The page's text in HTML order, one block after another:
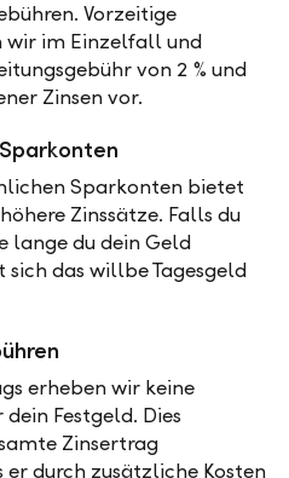
Vorzeitige
im Einzelfall und
von 2 % und
Zinsen vor.
Sparkonten bietet
Zinssätze. Falls du
lange du dein Geld
das willbe Tagesgeld
erheben wir keine
Festgeld. Dies
Zinsertrag
durch zusätzliche Kosten